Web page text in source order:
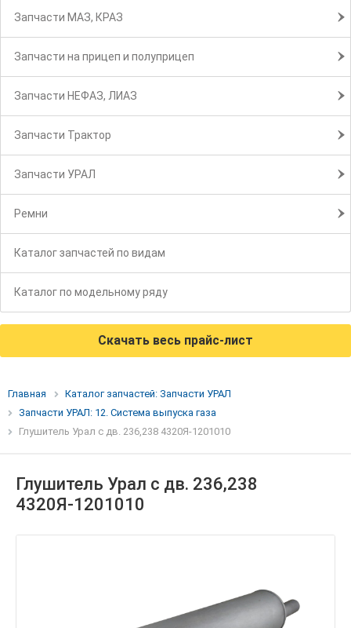
Запчасти МАЗ, КРАЗ
Запчасти на прицеп и полуприцеп
Запчасти НЕФАЗ, ЛИАЗ
Запчасти Трактор
Запчасти УРАЛ
Ремни
Каталог запчастей по видам
Каталог по модельному ряду
Скачать весь прайс-лист
Главная
Каталог запчастей: Запчасти УРАЛ
Запчасти УРАЛ: 12. Система выпуска газа
Глушитель Урал с дв. 236,238 4320Я-1201010
Глушитель Урал с дв. 236,238
4320Я-1201010